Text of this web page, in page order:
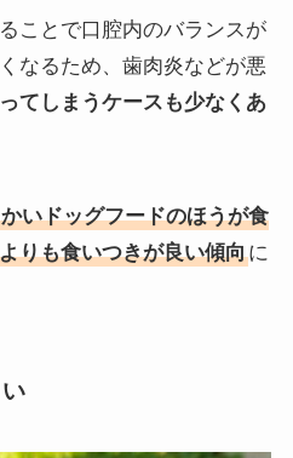
ことで口腔内のバランスが
なるため、歯肉炎などが悪
てしまうケースも少なくあ
いドッグフードのほうが食
りも食いつきが良い傾向に